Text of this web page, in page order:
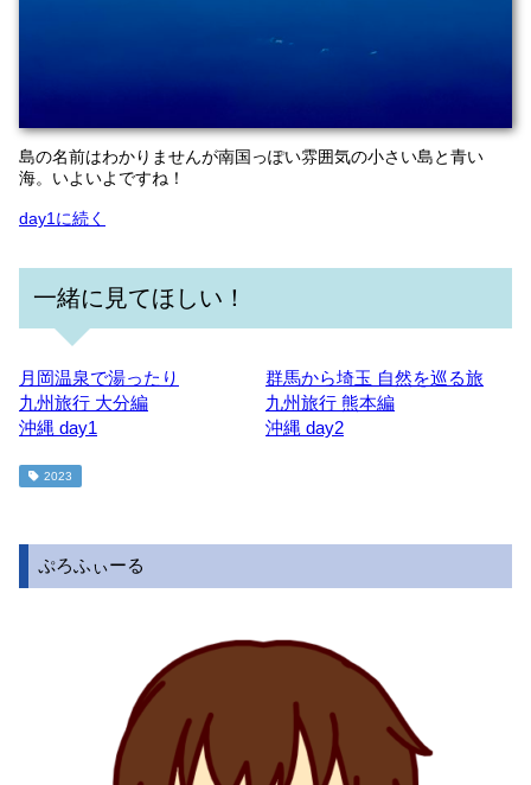
島の名前はわかりませんが南国っぽい雰囲気の小さい島と青い
海。いよいよですね！
day1に続く
一緒に見てほしい！
月岡温泉で湯ったり
群馬から埼玉 自然を巡る旅
九州旅行 大分編
九州旅行 熊本編
沖縄 day1
沖縄 day2
2023
ぷろふぃーる